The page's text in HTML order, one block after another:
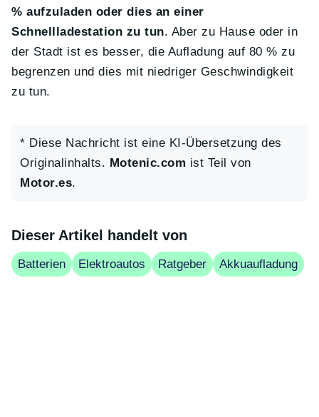
% aufzuladen oder dies an einer
Schnellladestation zu tun. Aber zu Hause oder in
der Stadt ist es besser, die Aufladung auf 80 % zu
begrenzen und dies mit niedriger Geschwindigkeit
zu tun.
* Diese Nachricht ist eine KI-Übersetzung des
Originalinhalts. Motenic.com ist Teil von
Motor.es.
Dieser Artikel handelt von
Batterien Elektroautos Ratgeber Akkuaufladung